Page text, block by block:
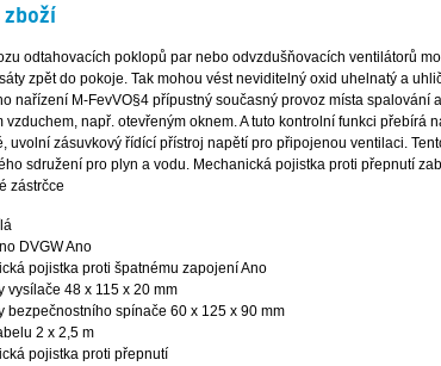
zboží
odtahovacích poklopů par nebo odvzdušňovacích ventilátorů
zpět do pokoje. Tak mohou vést neviditelný oxid uhelnatý a
nařízení M-FevVO§4 přípustný současný provoz místa
vzduchem, např. otevřeným oknem. A tuto kontrolní funkci přebírá
uvolní zásuvkový řídící přístroj napětí pro připojenou ventilaci.
sdružení pro plyn a vodu. Mechanická pojistka proti přepnutí
zástrčce
DVGW Ano
pojistka proti špatnému zapojení Ano
vysílače 48 x 115 x 20 mm
bezpečnostního spínače 60 x 125 x 90 mm
2 x 2,5 m
pojistka proti přepnutí